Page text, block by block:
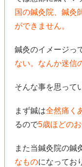
国の鍼灸院、鍼灸
ができません。
鍼灸のイメージっ
ない。なんか迷信
そんな事を思って
まず鍼は全然痛く
るので5歳ほどの
また当鍼灸院の鍼
なものになってお